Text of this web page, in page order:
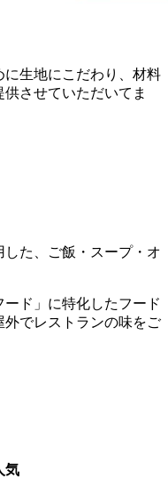
生地にこだわり、材料
させていただいてま
した、ご飯・スープ・オ
ド」に特化したフード
外でレストランの味をご
気